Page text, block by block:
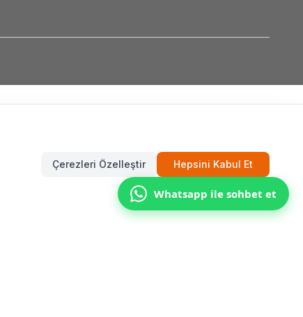
Whatsapp ile sohbet et
Çerezleri Özelleştir Hepsini Kabul Et